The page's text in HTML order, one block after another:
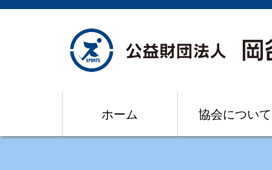
ホーム 協会について